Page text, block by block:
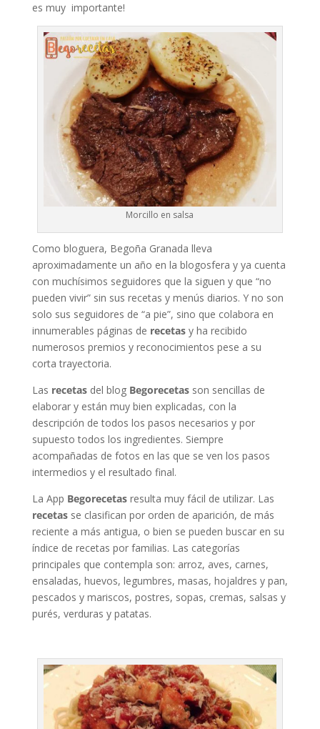
es muy importante!
Morcillo en salsa
Como bloguera, Begoña Granada lleva
aproximadamente un año en la blogosfera y ya cuenta
con muchísimos seguidores que la siguen y que “no
pueden vivir” sin sus recetas y menús diarios. Y no son
solo sus seguidores de “a pie”, sino que colabora en
innumerables páginas de recetasy ha recibido
numerosos premios y reconocimientos pese a su
corta trayectoria.
Las recetasdel blog Begorecetasson sencillas de
elaborar y están muy bien explicadas, con la
descripción de todos los pasos necesarios y por
supuesto todos los ingredientes. Siempre
acompañadas de fotos en las que se ven los pasos
intermedios y el resultado final.
La App Begorecetasresulta muy fácil de utilizar. Las
recetasse clasifican por orden de aparición, de más
reciente a más antigua, o bien se pueden buscar en su
índice de recetas por familias. Las categorías
principales que contempla son: arroz, aves, carnes,
ensaladas, huevos, legumbres, masas, hojaldres y pan,
pescados y mariscos, postres, sopas, cremas, salsas y
purés, verduras y patatas.